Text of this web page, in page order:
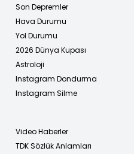
Son Depremler
Hava Durumu
Yol Durumu
2026 Dünya Kupası
Astroloji
Instagram Dondurma
Instagram Silme
Video Haberler
TDK Sözlük Anlamları